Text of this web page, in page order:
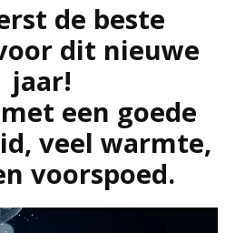
de beste
dit nieuwe
jaar!
een goede
veel warmte,
voorspoed.